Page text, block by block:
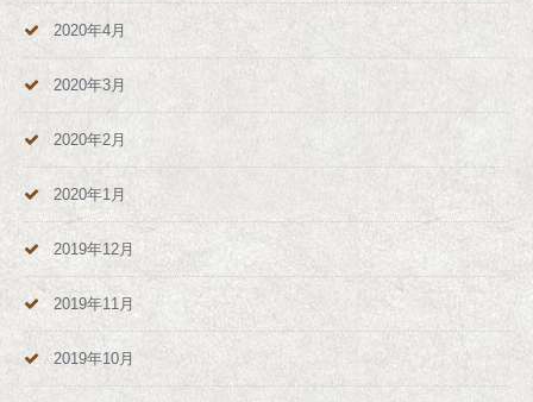
2020年4月
2020年3月
2020年2月
2020年1月
2019年12月
2019年11月
2019年10月